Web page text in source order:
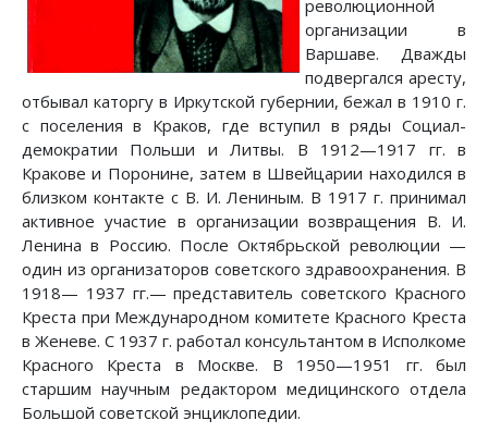
революционной
организации в
Варшаве. Дважды
подвергался аресту,
отбывал каторгу в Иркутской губернии, бежал в 1910 г.
с поселения в Краков, где вступил в ряды Социал-
демократии Польши и Литвы. В 1912—1917 гг. в
Кракове и Поронине, затем в Швейцарии находился в
близком контакте с В. И. Лениным. В 1917 г. принимал
активное участие в организации возвращения В. И.
Ленина в Россию. После Октябрьской революции —
один из организаторов советского здравоохранения. В
1918— 1937 гг.— представитель советского Красного
Креста при Международном комитете Красного Креста
в Женеве. С 1937 г. работал консультантом в Исполкоме
Красного Креста в Москве. В 1950—1951 гг. был
старшим научным редактором медицинского отдела
Большой советской энциклопедии.